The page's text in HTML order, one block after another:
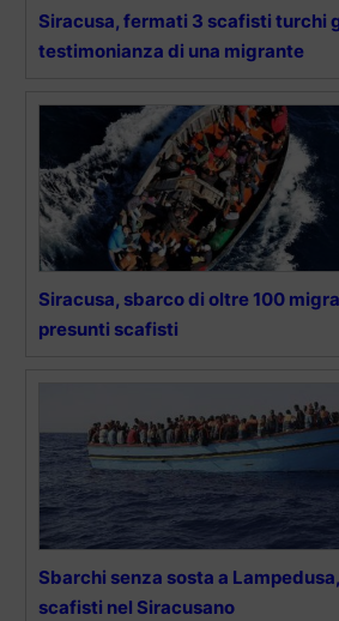
Siracusa, fermati 3 scafisti turchi
testimonianza di una migrante
Siracusa, sbarco di oltre 100
presunti scafisti
Sbarchi senza sosta a
scafisti nel Siracusano